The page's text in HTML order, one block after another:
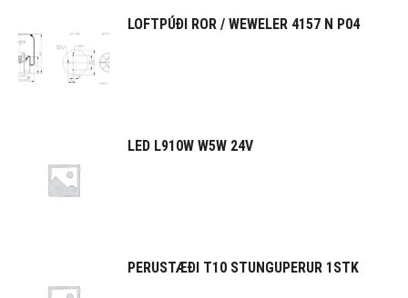
LOFTPÚÐI ROR / WEWELER 4157 N P04
LED L910W W5W 24V
PERUSTÆÐI T10 STUNGUPERUR 1STK